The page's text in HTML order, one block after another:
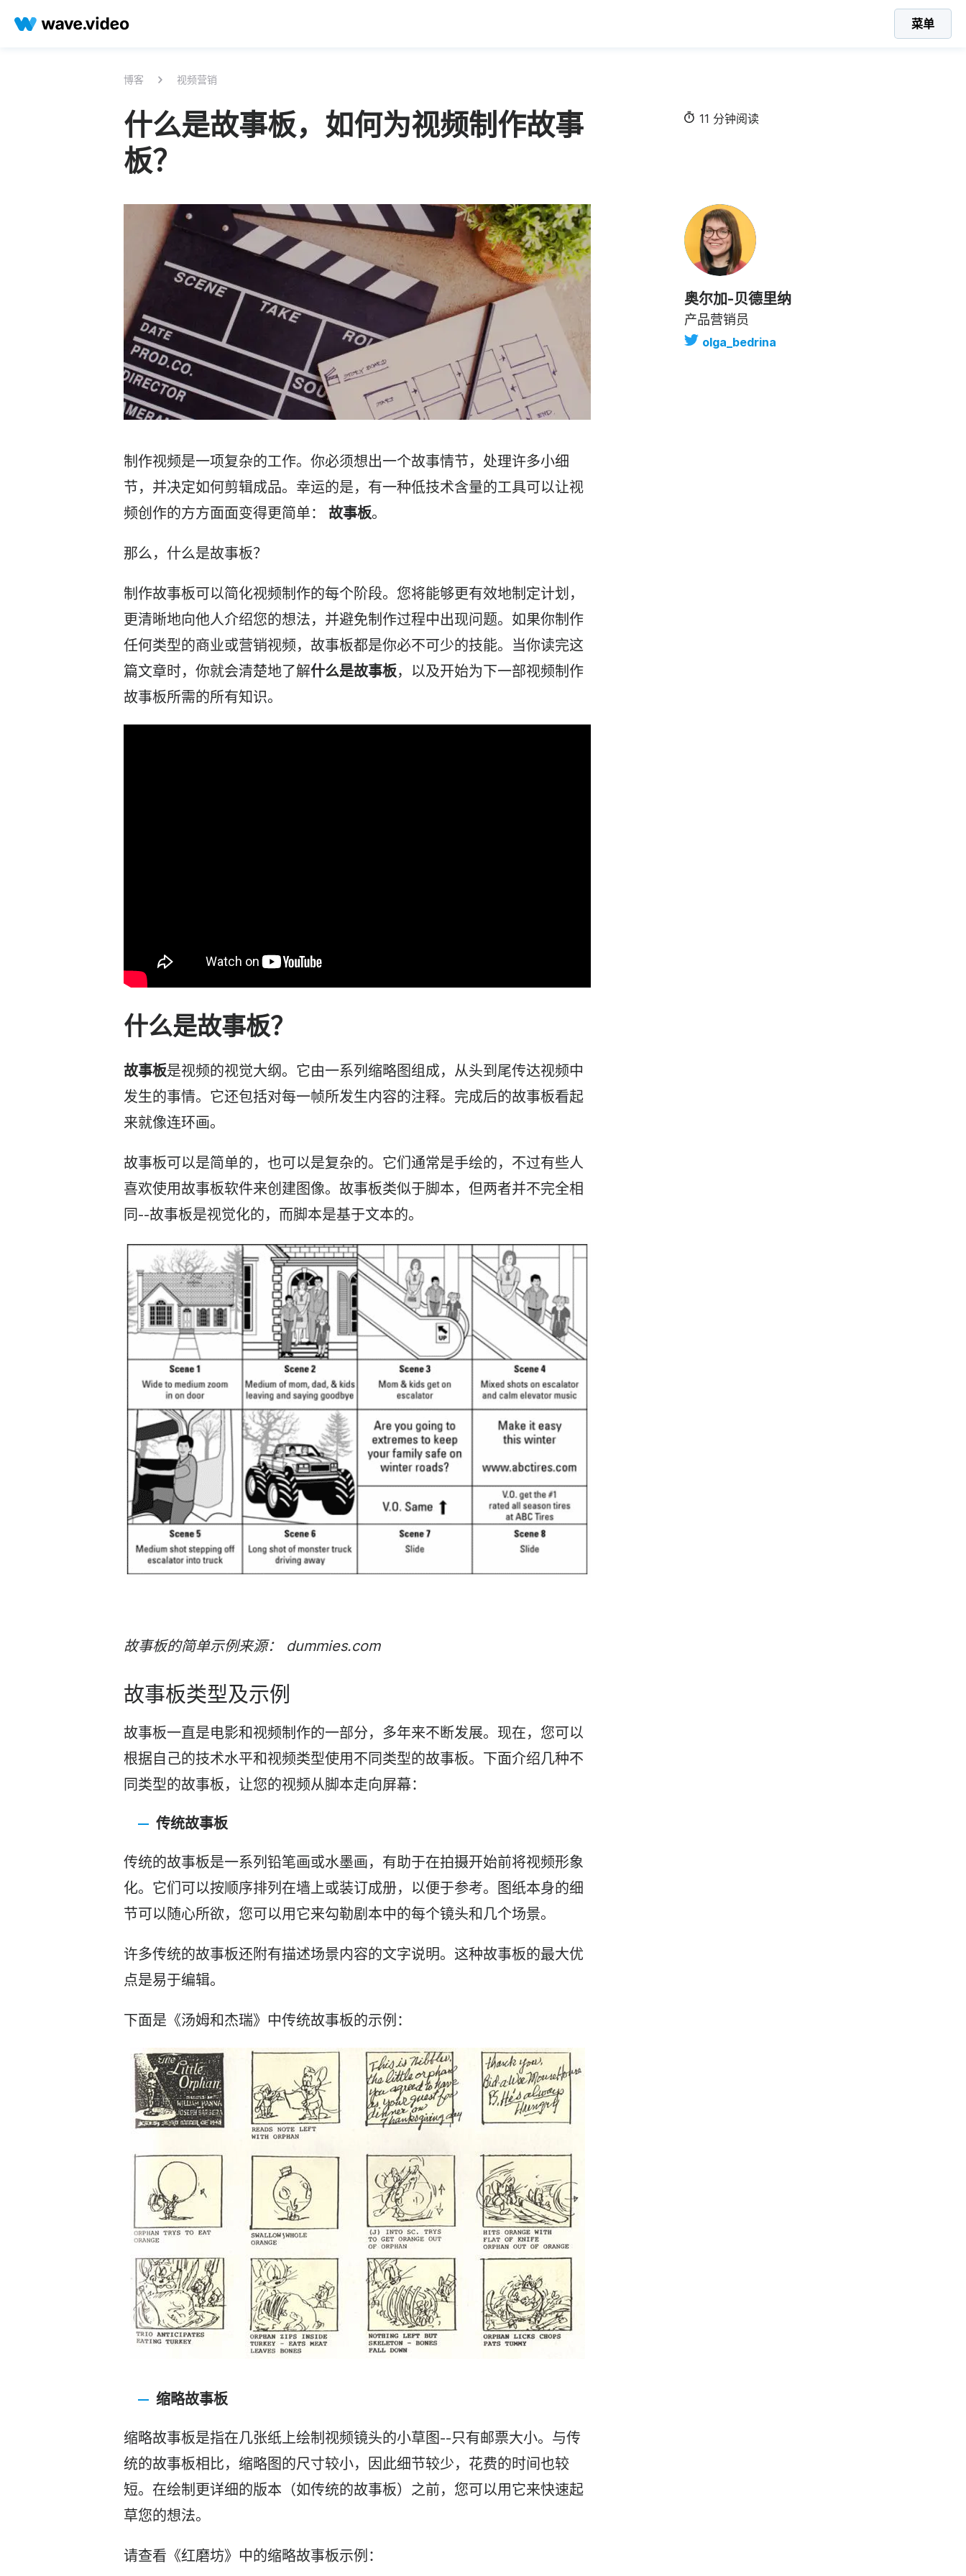
菜单
博客 视频营销
什么是故事板，如何为视频制作故事
板？
11 分钟阅读
奥尔加-贝德里纳
产品营销员
olga_bedrina
制作视频是一项复杂的工作。你必须想出一个故事情节，处理许多小细
节，并决定如何剪辑成品。幸运的是，有一种低技术含量的工具可以让视
频创作的方方面面变得更简单： 故事板。
那么，什么是故事板？
制作故事板可以简化视频制作的每个阶段。您将能够更有效地制定计划，
更清晰地向他人介绍您的想法，并避免制作过程中出现问题。如果你制作
任何类型的商业或营销视频，故事板都是你必不可少的技能。当你读完这
篇文章时，你就会清楚地了解什么是故事板，以及开始为下一部视频制作
故事板所需的所有知识。
什么是故事板？
故事板是视频的视觉大纲。它由一系列缩略图组成，从头到尾传达视频中
发生的事情。它还包括对每一帧所发生内容的注释。完成后的故事板看起
来就像连环画。
故事板可以是简单的，也可以是复杂的。它们通常是手绘的，不过有些人
喜欢使用故事板软件来创建图像。故事板类似于脚本，但两者并不完全相
同--故事板是视觉化的，而脚本是基于文本的。
故事板的简单示例来源： dummies.com
故事板类型及示例
故事板一直是电影和视频制作的一部分，多年来不断发展。现在，您可以
根据自己的技术水平和视频类型使用不同类型的故事板。下面介绍几种不
同类型的故事板，让您的视频从脚本走向屏幕：
传统故事板
传统的故事板是一系列铅笔画或水墨画，有助于在拍摄开始前将视频形象
化。它们可以按顺序排列在墙上或装订成册，以便于参考。图纸本身的细
节可以随心所欲，您可以用它来勾勒剧本中的每个镜头和几个场景。
许多传统的故事板还附有描述场景内容的文字说明。这种故事板的最大优
点是易于编辑。
下面是《汤姆和杰瑞》中传统故事板的示例：
缩略故事板
缩略故事板是指在几张纸上绘制 视频镜头的小草图--只有邮票大小。与传
统的故事板相比，缩略图的尺寸较小，因此细节较少，花费的时间也较
短。在绘制更详细的版本（如传统的故事板）之前，您可以用它来快速起
草您的想法。
请查看《红磨坊》中的缩略故事板示例：